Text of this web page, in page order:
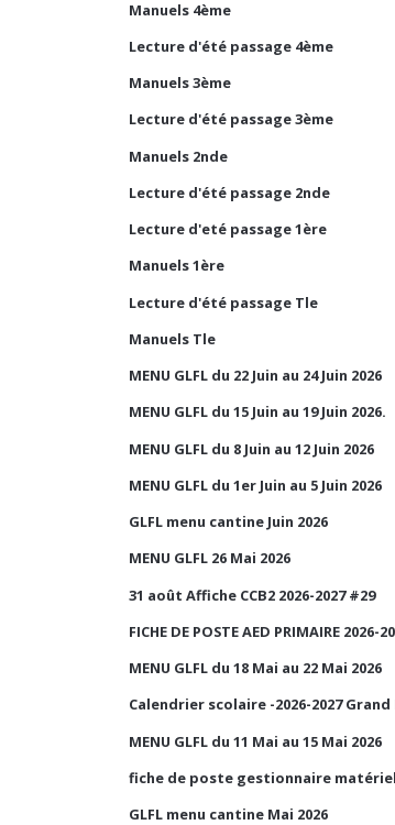
Manuels 4ème
Lecture d'été passage 4ème
Manuels 3ème
Lecture d'été passage 3ème
Manuels 2nde
Lecture d'été passage 2nde
Lecture d'eté passage 1ère
Manuels 1ère
Lecture d'été passage Tle
Manuels Tle
MENU GLFL du 22 Juin au 24 Juin 2026
MENU GLFL du 15 Juin au 19 Juin 2026.
MENU GLFL du 8 Juin au 12 Juin 2026
MENU GLFL du 1er Juin au 5 Juin 2026
GLFL menu cantine Juin 2026
MENU GLFL 26 Mai 2026
31 août Affiche CCB2 2026-2027 #29
FICHE DE POSTE AED PRIMAIRE 2026-
MENU GLFL du 18 Mai au 22 Mai 2026
Calendrier scolaire -2026-2027 Grand
MENU GLFL du 11 Mai au 15 Mai 2026
fiche de poste gestionnaire matériel
GLFL menu cantine Mai 2026